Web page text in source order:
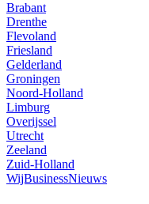
Brabant
Drenthe
Flevoland
Friesland
Gelderland
Groningen
Noord-Holland
Limburg
Overijssel
Utrecht
Zeeland
Zuid-Holland
WijBusinessNieuws